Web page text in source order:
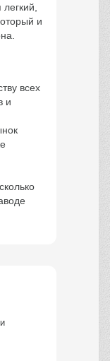
легкий,
и
всех
и